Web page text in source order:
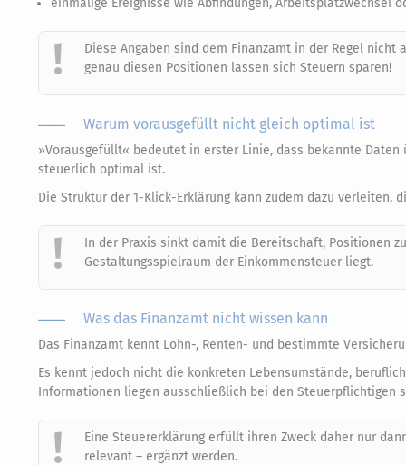
Diese Angaben sind dem Finanzamt in der Regel
genau diesen Positionen lassen sich Steuern sparen!
Warum vorausgefüllt nicht gleich optimal ist
»Vorausgefüllt« bedeutet in erster Linie, dass bekannte
steuerlich optimal ist.
Die Struktur der 1-Klick-Erklärung kann zudem dazu verleiten,
In der Praxis sinkt damit die Bereitschaft, Positionen
Gestaltungsspielraum der Einkommensteuer liegt.
Was das Finanzamt nicht wissen kann
Das Finanzamt kennt Lohn-, Renten- und bestimmte
Es kennt jedoch nicht die konkreten Lebensumstände,
Informationen liegen ausschließlich bei den Steuerpflichtigen
Eine Steuererklärung erfüllt ihren Zweck daher nur
relevant – ergänzt werden.